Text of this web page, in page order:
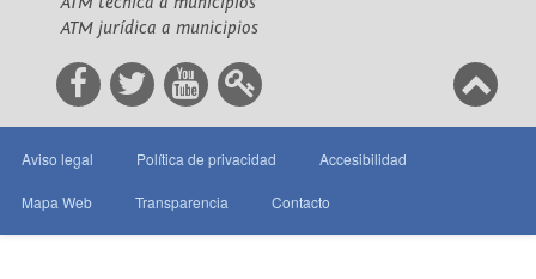
ATM jurídica a municipios
Aviso legal Política de privacidad Accesibilidad
Mapa Web Transparencia Contacto